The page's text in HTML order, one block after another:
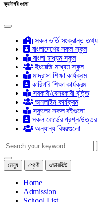
ক্যাটাগরি গুলো
সকল ভর্তি সংক্রান্ত তথ্য
বাংলাদেশের সকল স্কুল
বাংলা মাধ্যম স্কুল
ইংরেজি মাধ্যম স্কুল
মাদ্রাসা শিক্ষা কার্যক্রম
কারিগরি শিক্ষা কার্যক্রম
সরকারী/বেসরকারী বৃত্তি
অনলাইন কার্যক্রম
স্কুলের সকল বইগুলো
সকল বোর্ডের প্রশ্ন/উত্তর
অন্যান্য বিষয়গুলো
মেন্যু শ্রেণী ওভারভিঊ
Home
Admission
School List